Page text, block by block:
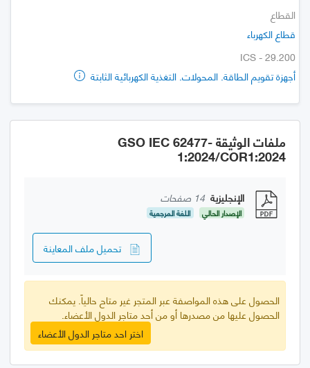
القطاع
قطاع الكهرباء
ICS - 29.200
أجهزة تقويم الطاقة. المحولات. التغذية الكهربائية الثابتة
ملفات الوثيقة GSO IEC 62477-
1:2024/COR1:2024
الإنجليزية 14 صفحات
الإصدار الحالي اللغة المرجعية
تحميل ملف المعاينة
الحصول على هذه المواصفة عبر المتجر غير متاح حالياً. يمكنك
الحصول عليها من مصدرها أو من أحد متاجر الدول الأعضاء.
اختر احد متاجر الدول الأعضاء